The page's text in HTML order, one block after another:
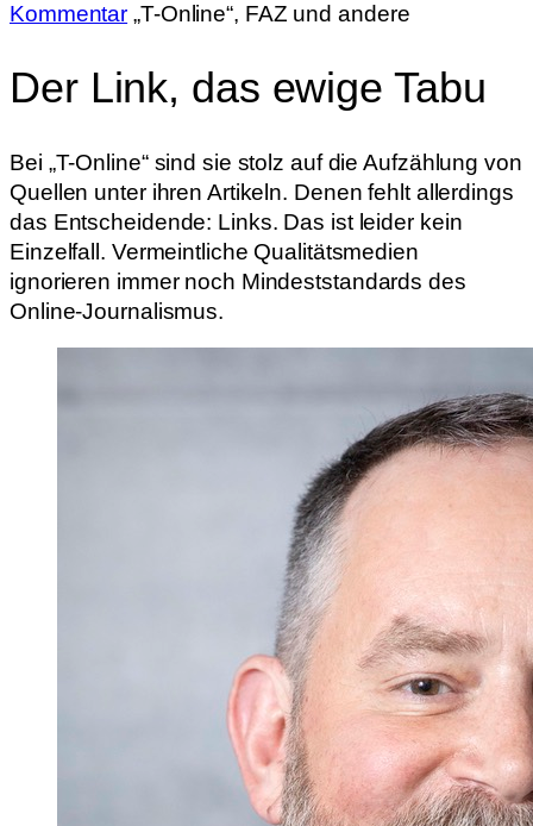
Kommentar „T-Online“, FAZ und andere
Der Link, das ewige Tabu
Bei „T-Online“ sind sie stolz auf die Aufzählung von
Quellen unter ihren Artikeln. Denen fehlt allerdings
das Entscheidende: Links. Das ist leider kein
Einzelfall. Vermeintliche Qualitätsmedien
ignorieren immer noch Mindeststandards des
Online-Journalismus.